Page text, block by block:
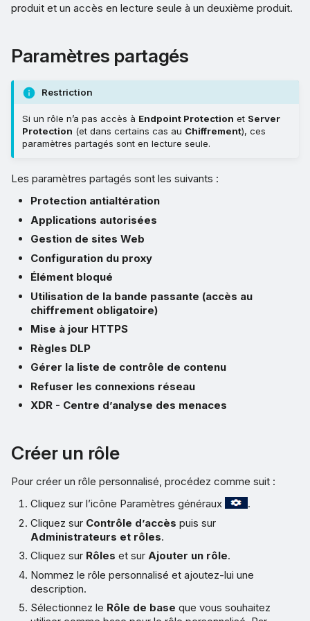
produit et un accès en lecture seule à un deuxième produit.
Paramètres partagés
Restriction
Si un rôle n’a pas accès à Endpoint Protection et Server
Protection (et dans certains cas au Chiffrement), ces
paramètres partagés sont en lecture seule.
Les paramètres partagés sont les suivants :
Protection antialtération
Applications autorisées
Gestion de sites Web
Configuration du proxy
Élément bloqué
Utilisation de la bande passante (accès au
chiffrement obligatoire)
Mise à jour HTTPS
Règles DLP
Gérer la liste de contrôle de contenu
Refuser les connexions réseau
XDR - Centre d’analyse des menaces
Créer un rôle
Pour créer un rôle personnalisé, procédez comme suit :
Cliquez sur l’icône Paramètres généraux
.
Cliquez sur Contrôle d’accès puis sur
Administrateurs et rôles.
Cliquez sur Rôles et surAjouter un rôle.
Nommez le rôle personnalisé et ajoutez-lui une
description.
Sélectionnez le Rôle de base que vous souhaitez